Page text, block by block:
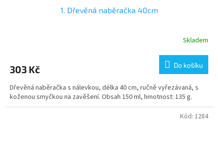
1. Dřevěná naběračka 40cm
Skladem
303 Kč Do košíku
Dřevěná naběračka s nálevkou, délka 40 cm, ručně vyřezávaná, s
koženou smyčkou na zavěšení. Obsah 150 ml, hmotnost: 135 g.
Kód: 1284